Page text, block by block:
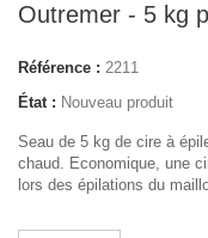
Outremer - 5 kg
Référence : 2211
État : Nouveau produit
Seau de 5 kg de cire à
chaud. Economique, une
lors des épilations du